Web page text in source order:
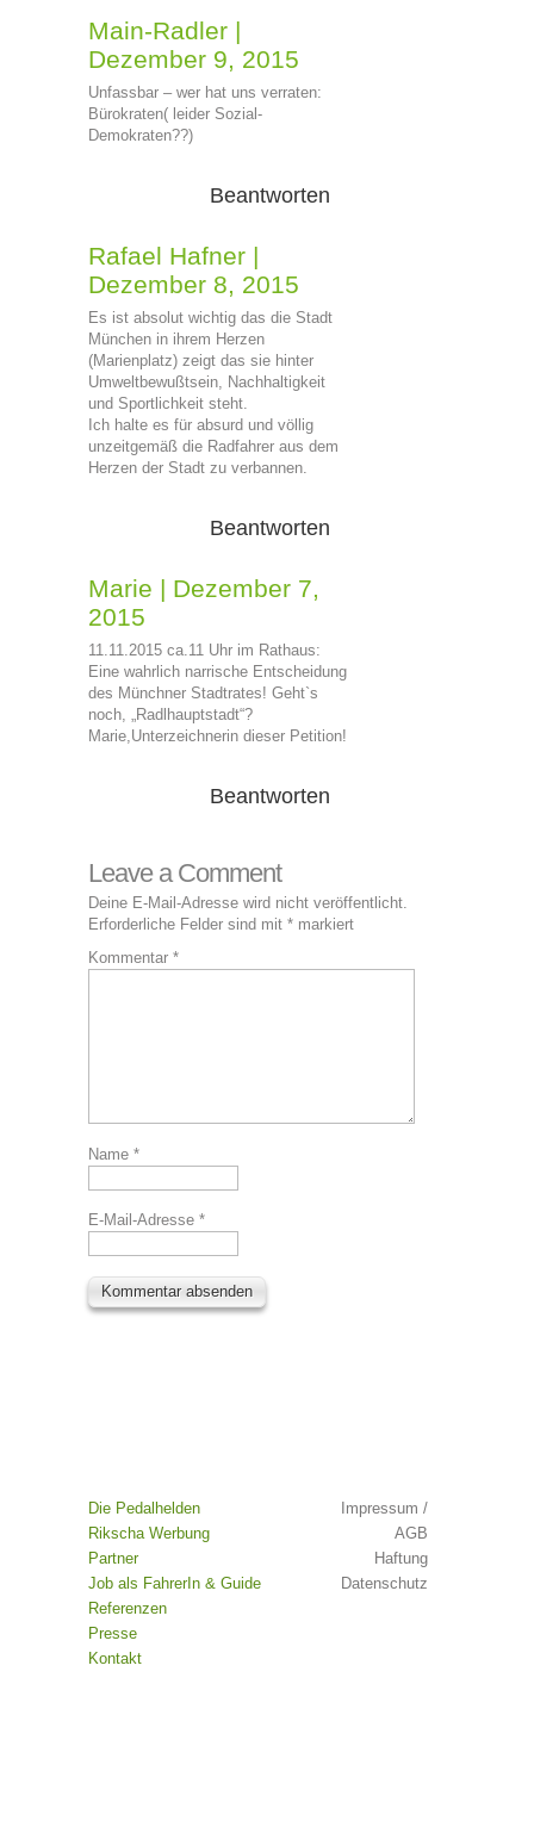
Main-Radler |
Dezember 9, 2015
Unfassbar – wer hat uns verraten:
Bürokraten( leider Sozial-
Demokraten??)
Beantworten
Rafael Hafner |
Dezember 8, 2015
Es ist absolut wichtig das die Stadt
München in ihrem Herzen
(Marienplatz) zeigt das sie hinter
Umweltbewußtsein, Nachhaltigkeit
und Sportlichkeit steht.
Ich halte es für absurd und völlig
unzeitgemäß die Radfahrer aus dem
Herzen der Stadt zu verbannen.
Beantworten
Marie | Dezember 7,
2015
11.11.2015 ca.11 Uhr im Rathaus:
Eine wahrlich narrische Entscheidung
des Münchner Stadtrates! Geht`s
noch, „Radlhauptstadt“?
Marie,Unterzeichnerin dieser Petition!
Beantworten
Leave a Comment
Deine E-Mail-Adresse wird nicht veröffentlicht.
Erforderliche Felder sind mit * markiert
Kommentar *
Name *
E-Mail-Adresse *
Die Pedalhelden
Rikscha Werbung
Partner
Job als FahrerIn & Guide
Referenzen
Presse
Kontakt
Impressum /
AGB
Haftung
Datenschutz